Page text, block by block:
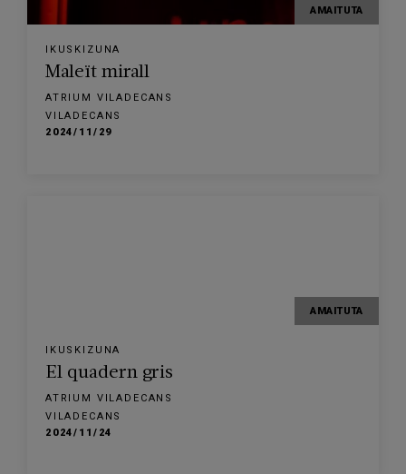
AMAITUTA
IKUSKIZUNA
Maleït mirall
ATRIUM VILADECANS
VILADECANS
2024/11/29
AMAITUTA
IKUSKIZUNA
El quadern gris
ATRIUM VILADECANS
VILADECANS
2024/11/24